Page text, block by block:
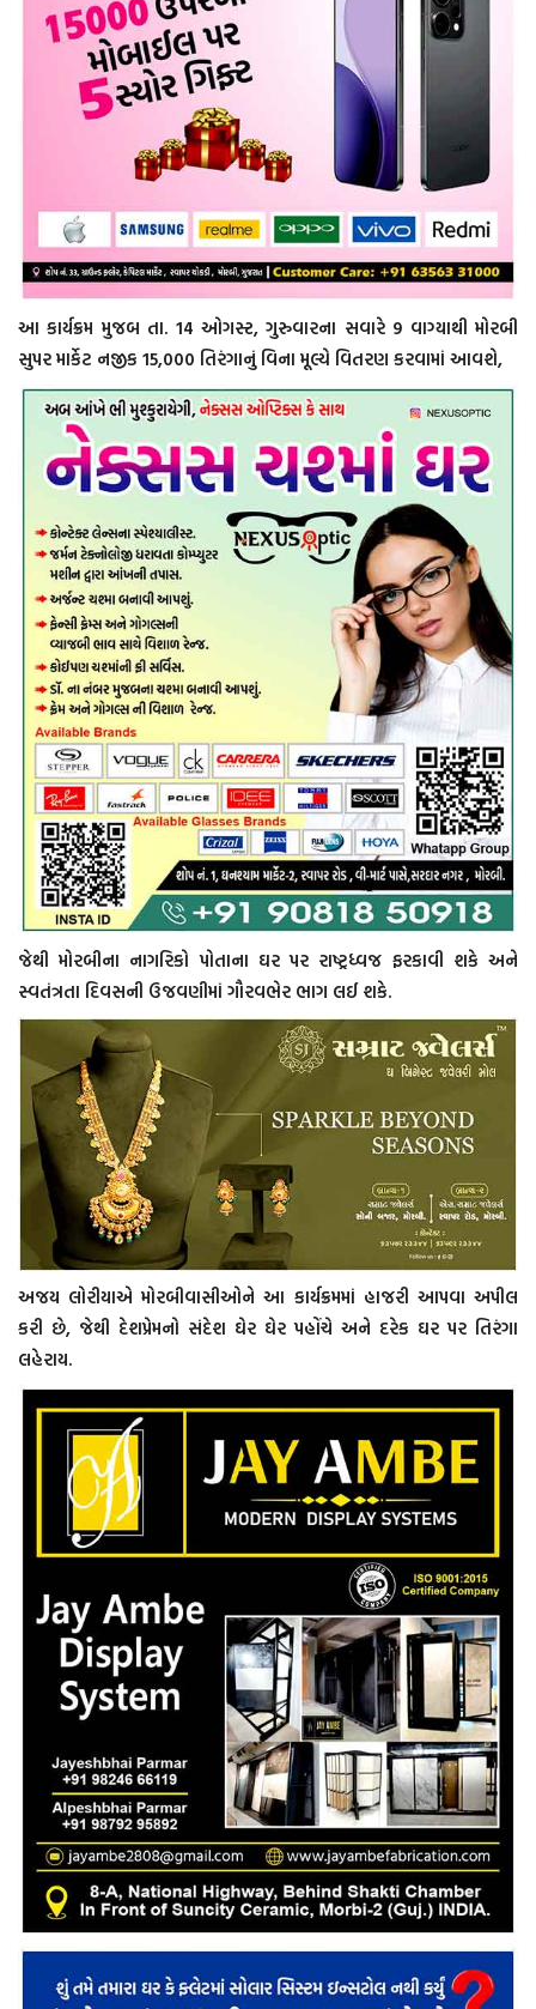
આ કાર્યક્રમ મુજબ તા. 14 ઓગસ્ટ, ગુરુવારના સવારે 9 વાગ્યાથી મોરબી
સુપર માર્કેટ નજીક 15,000 તિરંગાનું વિના મૂલ્યે વિતરણ કરવામાં આવશે,
જેથી મોરબીના નાગરિકો પોતાના ઘર પર રાષ્ટ્રધ્વજ ફરકાવી શકે અને
સ્વતંત્રતા દિવસની ઉજવણીમાં ગૌરવભેર ભાગ લઈ શકે.
અજય લોરીયાએ મોરબીવાસીઓને આ કાર્યક્રમમાં હાજરી આપવા અપીલ
કરી છે, જેથી દેશપ્રેમનો સંદેશ ઘેર ઘેર પહોંચે અને દરેક ઘર પર તિરંગા
લહેરાય.